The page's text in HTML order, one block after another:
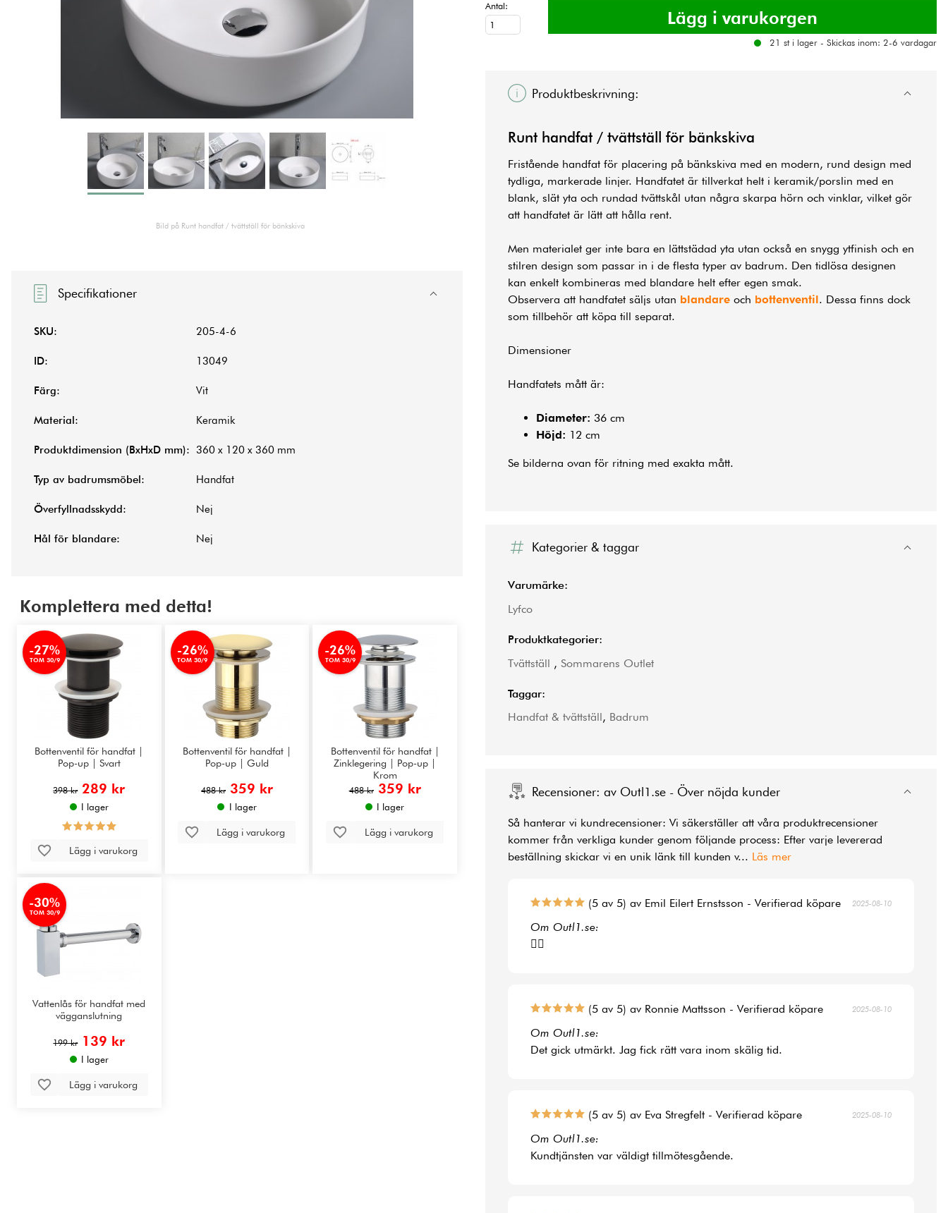
Bild på Runt handfat / tvättställ för bänkskiva
Antal:
21 st i lager - Skickas inom: 2-6 vardagar
Produktbeskrivning:
Runt handfat / tvättställ för bänkskiva
Fristående handfat för placering på bänkskiva med en modern, rund design med
tydliga, markerade linjer. Handfatet är tillverkat helt i keramik/porslin med en
blank, slät yta och rundad tvättskål utan några skarpa hörn och vinklar, vilket gör
att handfatet är lätt att hålla rent.
Men materialet ger inte bara en lättstädad yta utan också en snygg ytfinish och en
stilren design som passar in i de flesta typer av badrum. Den tidlösa designen
kan enkelt kombineras med blandare helt efter egen smak.
Observera att handfatet säljs utan blandare och bottenventil. Dessa finns dock
som tillbehör att köpa till separat.
Dimensioner
Handfatets mått är:
Diameter: 36 cm
Höjd: 12 cm
Se bilderna ovan för ritning med exakta mått.
Specifikationer
SKU: 205-4-6
ID: 13049
Färg: Vit
Material: Keramik
Produktdimension (BxHxD mm): 360 x 120 x 360 mm
Typ av badrumsmöbel: Handfat
Överfyllnadsskydd: Nej
Hål för blandare: Nej
Kategorier & taggar
Varumärke:
Lyfco
Produktkategorier:
Tvättställ , Sommarens Outlet
Taggar:
Handfat & tvättställ, Badrum
Komplettera med detta!
-27%
TOM 30/9
Bottenventil för handfat |
Pop-up | Svart
398 kr 289 kr
I lager
Lägg i varukorg
-26%
TOM 30/9
Bottenventil för handfat |
Pop-up | Guld
488 kr 359 kr
I lager
Lägg i varukorg
-26%
TOM 30/9
Bottenventil för handfat |
Zinklegering | Pop-up |
Krom
488 kr 359 kr
I lager
Lägg i varukorg
-30%
TOM 30/9
Vattenlås för handfat med
vägganslutning
199 kr 139 kr
I lager
Lägg i varukorg
Recensioner: av Outl1.se - Över nöjda kunder
Så hanterar vi kundrecensioner: Vi säkerställer att våra produktrecensioner
kommer från verkliga kunder genom följande process: Efter varje levererad
beställning skickar vi en unik länk till kunden v... Läs mer
(5 av 5) av Emil Eilert Ernstsson - Verifierad köpare 2025-08-10
Om Outl1.se:
👍🏻
(5 av 5) av Ronnie Mattsson - Verifierad köpare 2025-08-10
Om Outl1.se:
Det gick utmärkt. Jag fick rätt vara inom skälig tid.
(5 av 5) av Eva Stregfelt - Verifierad köpare 2025-08-10
Om Outl1.se:
Kundtjänsten var väldigt tillmötesgående.